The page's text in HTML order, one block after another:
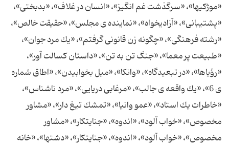
«موژكیها»، «سرگذشت غم انگیز»، «انسان در غلاف»، «بدبختی»،
«پشتیبانی»، «آزادیخواه»، «نماینده ی مجلس»، «حقیقت خالص»،
«رشته فرهنگی»، «چگونه زن قانونی گرفتم»، «یك مرد جوان»،
«طبیعت پر معما»، «جنگ تن به تن»، «داستان كسالت آور»،
«رؤیاها»، «در تبعیدگاه»، «وانكا»، «میل بخوابیدن»، «اطاق شماره
ی 6»، «یك واقعه ی جالب»، «مرغابی دریایی»، «مرد ناشناس»،
«خاطرات یك استاد»، «عمو وانیا»، «تمشك تیغ دار»، «مشاور
مخصوص»، «خواب آلود»، «اندوه»، «جنایتكار»، «مشاور
مخصوص»، «خواب آلود»، «اندوه»، «جنایتكار»، «دشتها»، «خانه